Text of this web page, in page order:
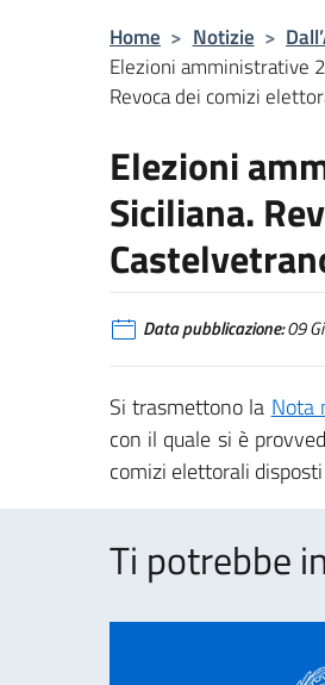
Home > Notizie >
Elezioni amministrative
Revoca dei comizi
Elezioni
Siciliana.
Data pubblicazione:09
Si trasmettono la Nota
con il quale si è
comizi elettorali
Ti potrebbe